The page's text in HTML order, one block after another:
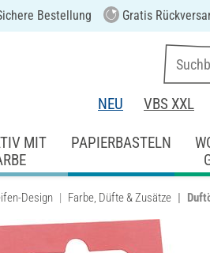
Bestellung Gratis
NEU VBS XXL
MIT
PAPIERBASTELN
Design Farbe, Düfte & Zusätze